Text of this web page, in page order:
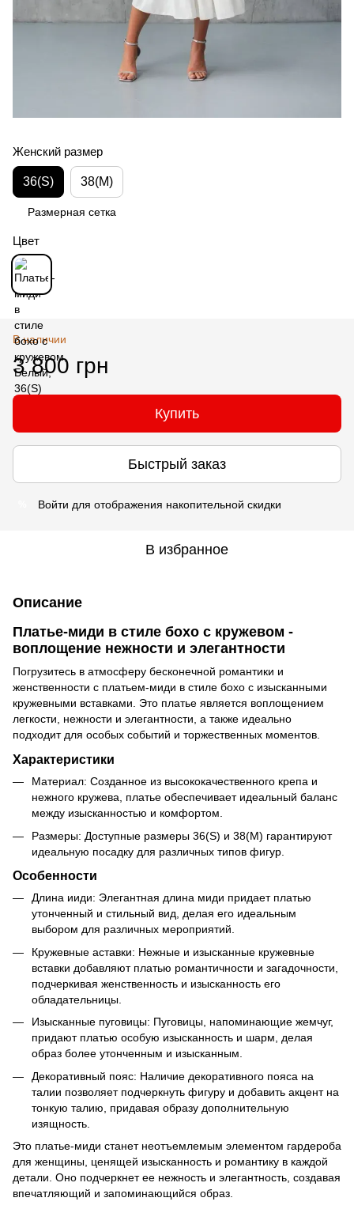
Женский размер
36(S) 38(M)
Размерная сетка
Цвет
В наличии
3 800 грн
Купить
Быстрый заказ
Войти для отображения накопительной скидки
В избранное
Описание
Платье-миди в стиле бохо с кружевом -
воплощение нежности и элегантности
Погрузитесь в атмосферу бесконечной романтики и
женственности с платьем-миди в стиле бохо с изысканными
кружевными вставками. Это платье является воплощением
легкости, нежности и элегантности, а также идеально
подходит для особых событий и торжественных моментов.
Характеристики
Материал: Созданное из высококачественного крепа и
нежного кружева, платье обеспечивает идеальный баланс
между изысканностью и комфортом.
Размеры: Доступные размеры 36(S) и 38(М) гарантируют
идеальную посадку для различных типов фигур.
Особенности
Длина ииди: Элегантная длина миди придает платью
утонченный и стильный вид, делая его идеальным
выбором для различных мероприятий.
Кружевные аставки: Нежные и изысканные кружевные
вставки добавляют платью романтичности и загадочности,
подчеркивая женственность и изысканность его
обладательницы.
Изысканные пуговицы: Пуговицы, напоминающие жемчуг,
придают платью особую изысканность и шарм, делая
образ более утонченным и изысканным.
Декоративный пояс: Наличие декоративного пояса на
талии позволяет подчеркнуть фигуру и добавить акцент на
тонкую талию, придавая образу дополнительную
изящность.
Это платье-миди станет неотъемлемым элементом гардероба
для женщины, ценящей изысканность и романтику в каждой
детали. Оно подчеркнет ее нежность и элегантность, создавая
впечатляющий и запоминающийся образ.